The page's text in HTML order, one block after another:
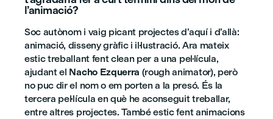
l’animació?
Soc autònom i vaig picant projectes d’aquí i d’allà:
animació, disseny gràfic i il·lustració. Ara mateix
estic treballant fent clean per a una pel·lícula,
ajudant el Nacho Ezquerra (rough animator), però
no puc dir el nom o em porten a la presó. És la
tercera pel·lícula en què he aconseguit treballar,
entre altres projectes. També estic fent animacions